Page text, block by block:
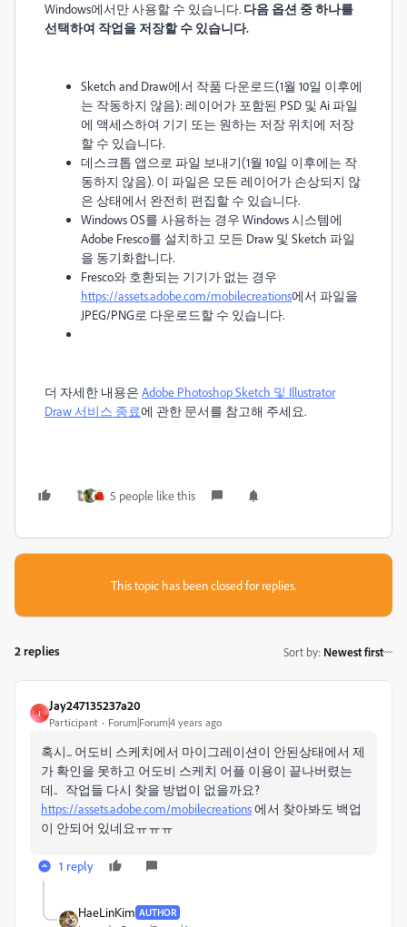
Windows에서만 사용할 수 있습니다. 다음 옵션 중 하나를
선택하여 작업을 저장할 수 있습니다.
Sketch and Draw에서 작품 다운로드(1월 10일 이후에
는 작동하지 않음): 레이어가 포함된 PSD 및 Ai 파일
에 액세스하여 기기 또는 원하는 저장 위치에 저장
할 수 있습니다.
데스크톱 앱으로 파일 보내기(1월 10일 이후에는 작
동하지 않음). 이 파일은 모든 레이어가 손상되지 않
은 상태에서 완전히 편집할 수 있습니다.
Windows OS를 사용하는 경우 Windows 시스템에
Adobe Fresco를 설치하고 모든 Draw 및 Sketch 파일
을 동기화합니다.
Fresco와 호환되는 기기가 없는 경우
https://assets.adobe.com/mobilecreations에서 파일을
JPEG/PNG로 다운로드할 수 있습니다.
더 자세한 내용은 Adobe Photoshop Sketch 및 Illustrator
Draw 서비스 종료에 관한 문서를 참고해 주세요.
5 people like this
This topic has been closed for replies.
2 replies Sort by: Newest first
J
Jay247135237a20
Participant Forum|Forum|4 years ago
혹시... 어도비 스케치에서 마이그레이션이 안된상태에서 제
가 확인을 못하고 어도비 스케치 어플 이용이 끝나버렸는
데.. 작업들 다시 찾을 방법이 없을까요?
https://assets.adobe.com/mobilecreations에서 찾아봐도 백업
이 안되어 있네요ㅠㅠㅠ
1 reply
HaeLinKim AUTHOR